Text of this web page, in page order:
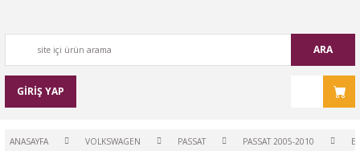
ARA
GİRİŞ YAP
ANASAYFA VOLKSWAGEN PASSAT PASSAT 2005-2010